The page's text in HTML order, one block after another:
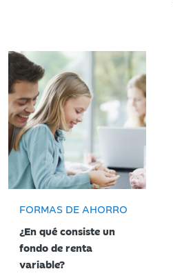
FORMAS DE AHORRO
¿En qué consiste un
fondo de renta
variable?